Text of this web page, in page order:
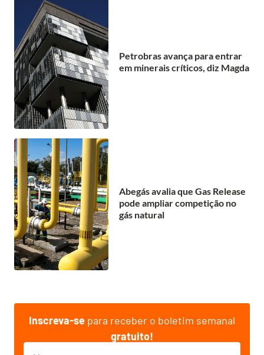
Petrobras avança para entrar
em minerais críticos, diz Magda
Abegás avalia que Gas Release
pode ampliar competição no
gás natural
Inscreva-se para receber o boletim semanal
gratuito!